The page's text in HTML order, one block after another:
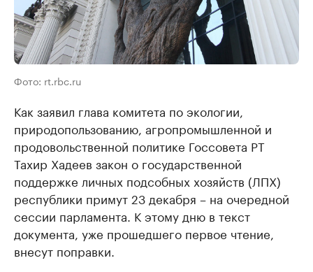
Фото: rt.rbc.ru
Как заявил глава комитета по экологии,
природопользованию, агропромышленной и
продовольственной политике Госсовета РТ
Тахир Хадеев закон о государственной
поддержке личных подсобных хозяйств (ЛПХ)
республики примут 23 декабря – на очередной
сессии парламента. К этому дню в текст
документа, уже прошедшего первое чтение,
внесут поправки.